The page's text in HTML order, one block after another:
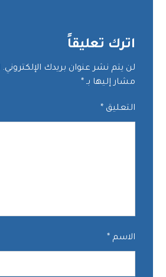
اترك تعليقاً
لن يتم نشر عنوان بريدك الإلكتروني.
مشار إليها بـ *
التعليق *
الاسم *